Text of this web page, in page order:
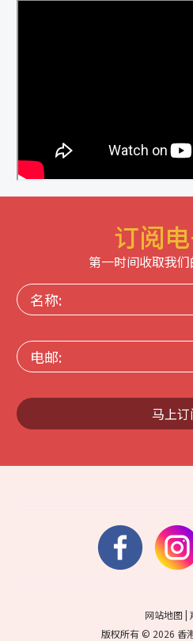
订阅
第一时间收取我们
名
称:
电
邮:
马上订
网站地图 |
版权所有 © 2026 香